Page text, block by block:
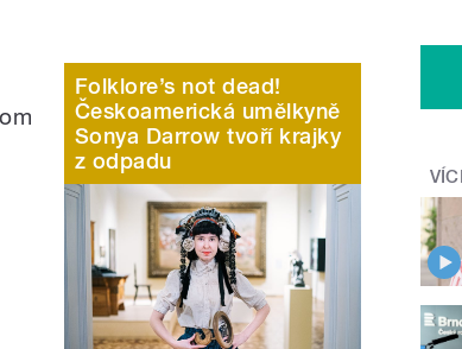
Folklore’s not dead!
Českoamerická umělkyně
Sonya Darrow tvoří krajky
z odpadu